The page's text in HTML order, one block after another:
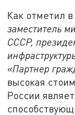
Как отметил
заместитель
СССР,
«Партнер
высокая
России